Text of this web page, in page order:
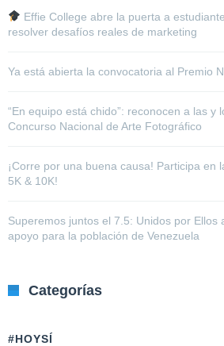
Effie College abre la puerta a
resolver desafíos reales de marketing
Ya está abierta la convocatoria al Premio
“En equipo está chido”: reconocen a las y
Concurso Nacional de Arte Fotográfico
¡Corre por una buena causa! Participa en
5K & 10K!
Superemos juntos el 7.5: Unidos por Ellos
apoyo para la población de Venezuela
Categorías
#HOYSÍ